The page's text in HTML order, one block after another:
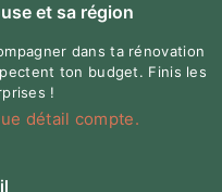
et sa région
dans ta rénovation
ton budget. Finis les
!
détail compte.